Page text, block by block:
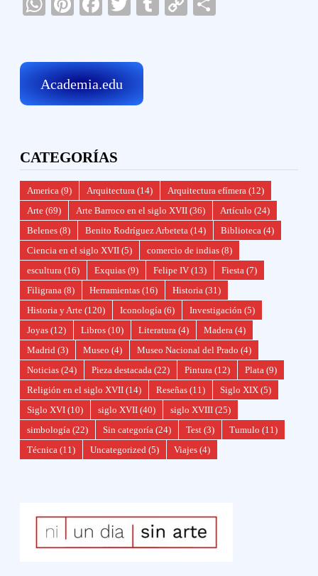
Academia.edu
CATEGORÍAS
America (9) Arquitectura (14) Arquitectura efímera (12)
Arte (69) Arte Barroco en el siglo XVII (36) Artículo (24)
Belenes (8) Benito Rodríguez Arbeteta (14) Biblioteca (4)
Ciencia en el siglo XVII (5) comercio de indias (8)
escultura (16) Exquias (9) Felipe IV (13) Fiesta (7)
Filigrana (8) Herramientas (16) Historia (31)
Historia y Arte (120) Iconología (6) Investigación (5)
Joyas (12) Libros (10) Literatura (4) Madera (4)
Madrid (3) Museo (4) Museo Nacional del Prado (4)
Noticias (24) Pieza destacada (22) Pintura (12) Plata (9)
Religión en el siglo XVII (14) Reseñas (11) Siglo XIX (5)
Siglo XVI (10) siglo XVII (40) siglo XVIII (25)
simbología (22) Sin categoría (24) Test (3) Tumulo (11)
Técnica (11) Uncategorized (5) Viajes (4)